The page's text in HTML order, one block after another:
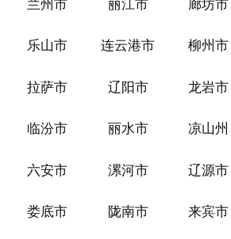
乐山市 连云港市 柳州市
拉萨市 辽阳市 龙岩市
临汾市 丽水市 凉山州
六安市 漯河市 辽源市
娄底市 陇南市 来宾市